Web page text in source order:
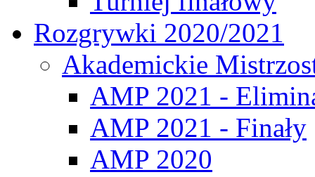
Rozgrywki 2020/2021
Akademickie
AMP 2021 -
AMP 2021 - Finały
AMP 2020